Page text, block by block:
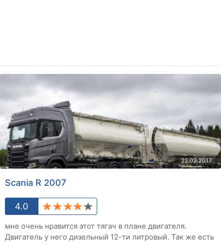
22.02.2017
Scania R 2007
4.0
мне очень нравится этот тягач в плане двигателя.
Двигатель у него дизельный 12-ти литровый. Так же есть